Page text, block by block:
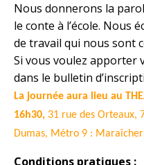
Nous donnerons la
le conte à l’école. Nous
de travail qui nous sont
Si vous voulez apporter
dans le bulletin
La journée aura lieu au
16h30, 31 rue des Orteaux,
Dumas, Métro 9 :
Conditions pratiques :